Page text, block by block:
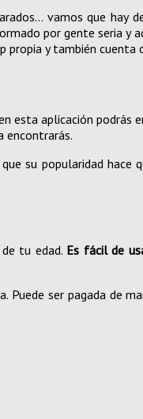
vamos que hay
por gente seria y
y también cuenta
esta aplicación
encontrarás.
su popularidad
tu edad. Es fácil de
ser pagada de